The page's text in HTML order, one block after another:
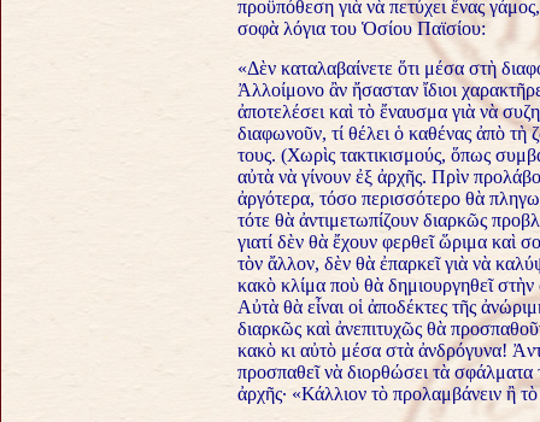
προϋπόθεση γιὰ νὰ πετύχει ἕνας
σοφὰ λόγια του Ὁσίου Παϊσίου:
«Δὲν καταλαβαίνετε ὅτι μέσα στὴ
Ἀλλοίμονο ἂν ἤσασταν ἴδιοι
ἀποτελέσει καὶ τὸ ἔναυσμα γιὰ νὰ
διαφωνοῦν, τί θέλει ὁ καθένας ἀπὸ τὴ
τους. (Χωρὶς τακτικισμούς, ὅπως
αὐτὰ νὰ γίνουν ἐξ ἀρχῆς. Πρὶν
ἀργότερα, τόσο περισσότερο θὰ
τότε θὰ ἀντιμετωπίζουν διαρκῶς
γιατί δὲν θὰ ἔχουν φερθεῖ ὥριμα καὶ
τὸν ἄλλον, δὲν θὰ ἐπαρκεῖ γιὰ νὰ
κακὸ κλίμα ποὺ θὰ δημιουργηθεῖ στὴν
Αὐτὰ θὰ εἶναι οἱ ἀποδέκτες τῆς
διαρκῶς καὶ ἀνεπιτυχῶς θὰ
κακὸ κι αὐτὸ μέσα στὰ ἀνδρόγυνα!
προσπαθεῖ νὰ διορθώσει τὰ σφάλματα
ἀρχῆς· «Κάλλιον τὸ προλαμβάνειν ἢ